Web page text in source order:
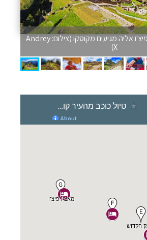
עיר האינקה מאצ'ו פיצ'ו אליה מגיעים מקוסקו (צילום: Andrey
X)